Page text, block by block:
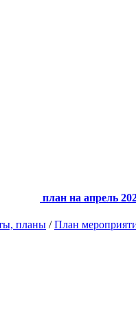
план на апрель
планы /План